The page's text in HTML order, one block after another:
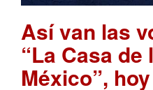
Así van las
“La Casa
México”,